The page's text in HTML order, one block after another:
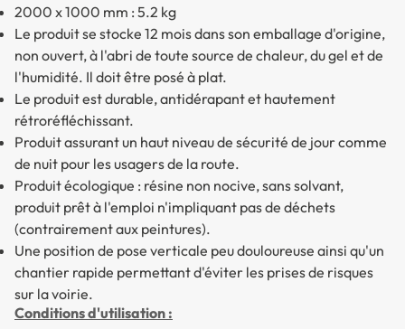
2000 x 1000 mm : 5.2 kg
Le produit se stocke 12 mois dans son emballage d'origine,
non ouvert, à l'abri de toute source de chaleur, du gel et de
l'humidité. Il doit être posé à plat.
Le produit est durable, antidérapant et hautement
rétroréfléchissant.
Produit assurant un haut niveau de sécurité de jour comme
de nuit pour les usagers de la route.
Produit écologique : résine non nocive, sans solvant,
produit prêt à l'emploi n'impliquant pas de déchets
(contrairement aux peintures).
Une position de pose verticale peu douloureuse ainsi qu'un
chantier rapide permettant d'éviter les prises de risques
sur la voirie.
Conditions d'utilisation :